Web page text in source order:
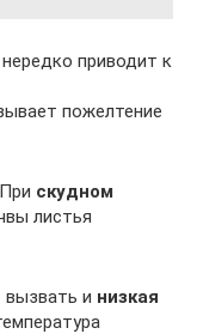
нередко приводит к
пожелтение
скудном
листья
и низкая